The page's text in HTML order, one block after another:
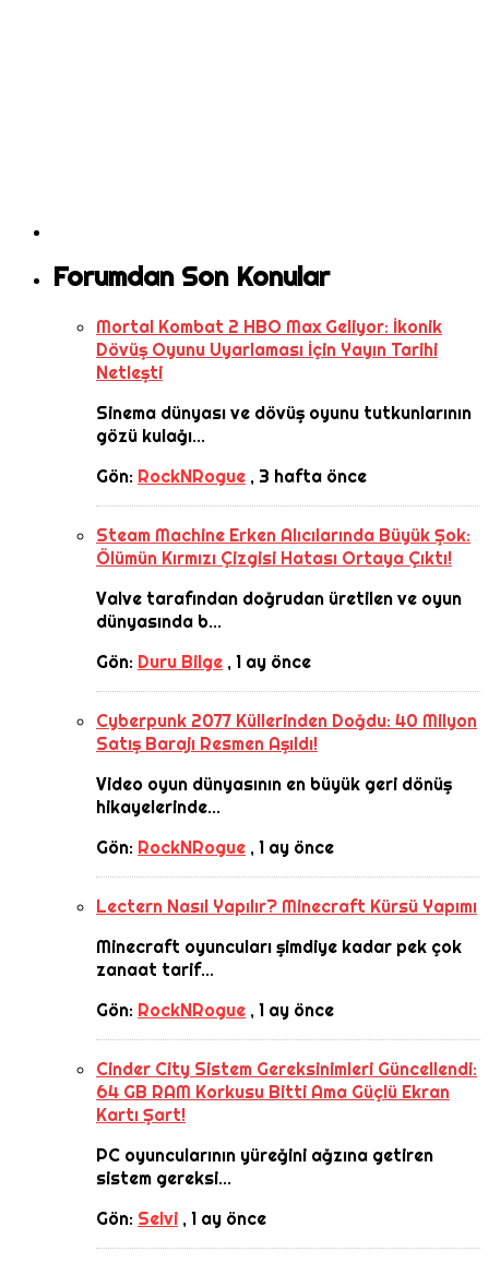
Forumdan Son Konular
Mortal Kombat 2 HBO Max Geliyor: İkonik
Dövüş Oyunu Uyarlaması İçin Yayın Tarihi
Netleşti
Sinema dünyası ve dövüş oyunu tutkunlarının
gözü kulağı...
Gön: RockNRogue , 3 hafta önce
Steam Machine Erken Alıcılarında Büyük Şok:
Ölümün Kırmızı Çizgisi Hatası Ortaya Çıktı!
Valve tarafından doğrudan üretilen ve oyun
dünyasında b...
Gön: Duru Bilge ,1 ay önce
Cyberpunk 2077 Küllerinden Doğdu: 40 Milyon
Satış Barajı Resmen Aşıldı!
Video oyun dünyasının en büyük geri dönüş
hikayelerinde...
Gön: RockNRogue ,1 ay önce
Lectern Nasıl Yapılır? Minecraft Kürsü Yapımı
Minecraft oyuncuları şimdiye kadar pek çok
zanaat tarif...
Gön: RockNRogue ,1 ay önce
Cinder City Sistem Gereksinimleri Güncellendi:
64 GB RAM Korkusu Bitti Ama Güçlü Ekran
Kartı Şart!
PC oyuncularının yüreğini ağzına getiren
sistem gereksi...
Gön: Selvi ,1 ay önce